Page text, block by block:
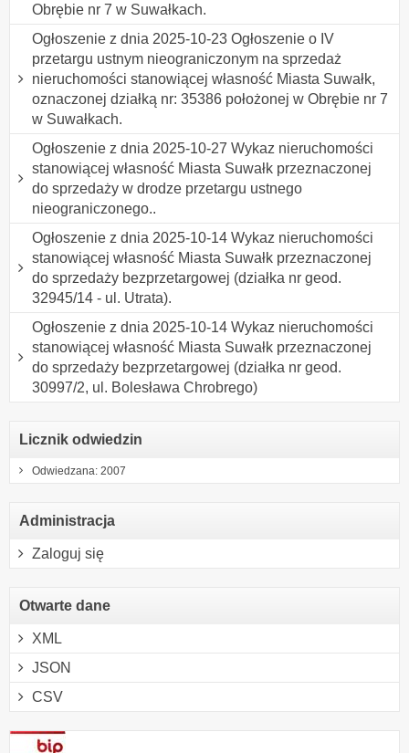
Obrębie nr 7 w Suwałkach.
Ogłoszenie z dnia 2025-10-23 Ogłoszenie o IV
przetargu ustnym nieograniczonym na sprzedaż
nieruchomości stanowiącej własność Miasta Suwałk,
oznaczonej działką nr: 35386 położonej w Obrębie nr 7
w Suwałkach.
Ogłoszenie z dnia 2025-10-27 Wykaz nieruchomości
stanowiącej własność Miasta Suwałk przeznaczonej
do sprzedaży w drodze przetargu ustnego
nieograniczonego..
Ogłoszenie z dnia 2025-10-14 Wykaz nieruchomości
stanowiącej własność Miasta Suwałk przeznaczonej
do sprzedaży bezprzetargowej (działka nr geod.
32945/14 - ul. Utrata).
Ogłoszenie z dnia 2025-10-14 Wykaz nieruchomości
stanowiącej własność Miasta Suwałk przeznaczonej
do sprzedaży bezprzetargowej (działka nr geod.
30997/2, ul. Bolesława Chrobrego)
Licznik odwiedzin
Odwiedzana: 2007
Administracja
Zaloguj się
Otwarte dane
XML
JSON
CSV